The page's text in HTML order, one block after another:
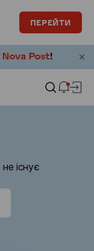
ПЕРЕЙТИ
існує